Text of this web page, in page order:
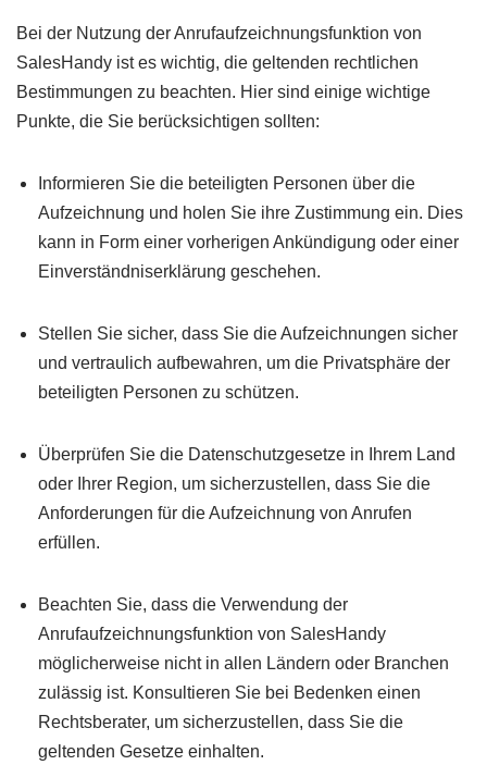
Bei der Nutzung der Anrufaufzeichnungsfunktion von
SalesHandy ist es wichtig, die geltenden rechtlichen
Bestimmungen zu beachten. Hier sind einige wichtige
Punkte, die Sie berücksichtigen sollten:
Informieren Sie die beteiligten Personen über die
Aufzeichnung und holen Sie ihre Zustimmung ein. Dies
kann in Form einer vorherigen Ankündigung oder einer
Einverständniserklärung geschehen.
Stellen Sie sicher, dass Sie die Aufzeichnungen sicher
und vertraulich aufbewahren, um die Privatsphäre der
beteiligten Personen zu schützen.
Überprüfen Sie die Datenschutzgesetze in Ihrem Land
oder Ihrer Region, um sicherzustellen, dass Sie die
Anforderungen für die Aufzeichnung von Anrufen
erfüllen.
Beachten Sie, dass die Verwendung der
Anrufaufzeichnungsfunktion von SalesHandy
möglicherweise nicht in allen Ländern oder Branchen
zulässig ist. Konsultieren Sie bei Bedenken einen
Rechtsberater, um sicherzustellen, dass Sie die
geltenden Gesetze einhalten.